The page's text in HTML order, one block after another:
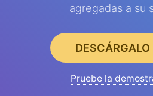
agregadas a su
DESCÁRGALO
Pruebe la